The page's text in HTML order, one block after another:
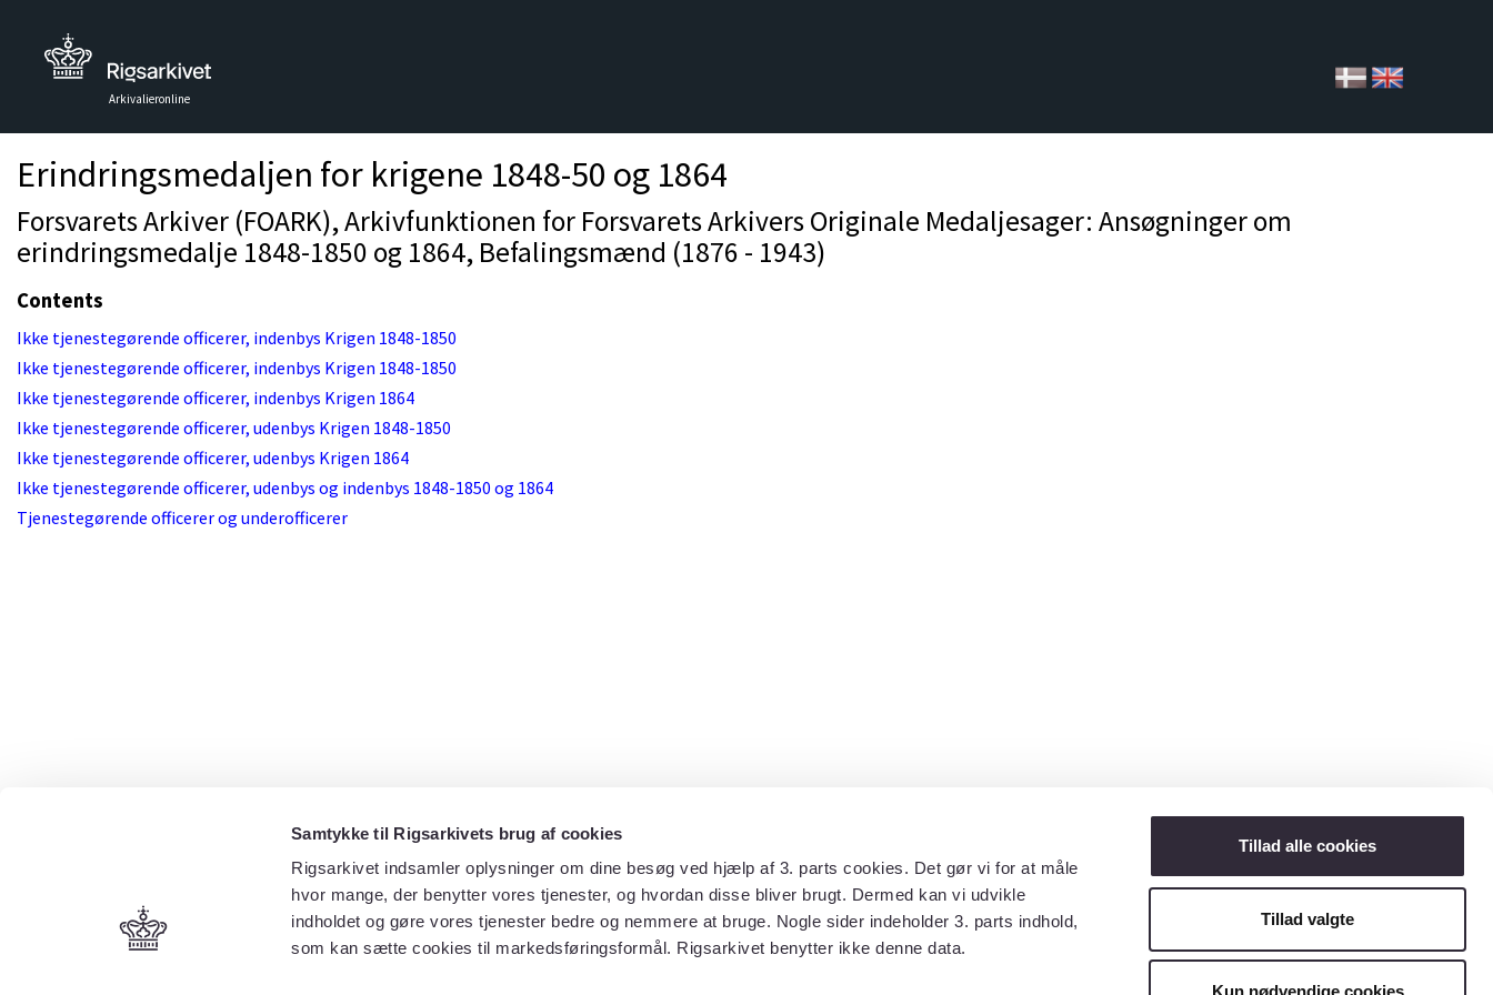
Samtykke til Rigsarkivets brug af cookies
Rigsarkivet indsamler oplysninger om dine besøg ved hjælp af 3. parts cookies. Det gør vi for at måle
hvor mange, der benytter vores tjenester, og hvordan disse bliver brugt. Dermed kan vi udvikle
indholdet og gøre vores tjenester bedre og nemmere at bruge. Nogle sider indeholder 3. parts indhold,
som kan sætte cookies til markedsføringsformål. Rigsarkivet benytter ikke denne data.
Tillad alle cookies
Tillad valgte
Kun nødvendige cookies
Arkivalieronline
Erindringsmedaljen for krigene 1848-50 og 1864
Forsvarets Arkiver (FOARK), Arkivfunktionen for Forsvarets Arkivers Originale Medaljesager: Ansøgninger om
erindringsmedalje 1848-1850 og 1864, Befalingsmænd (1876 - 1943)
Contents
Ikke tjenestegørende officerer, indenbys Krigen 1848-1850
Ikke tjenestegørende officerer, indenbys Krigen 1848-1850
Ikke tjenestegørende officerer, indenbys Krigen 1864
Ikke tjenestegørende officerer, udenbys Krigen 1848-1850
Ikke tjenestegørende officerer, udenbys Krigen 1864
Ikke tjenestegørende officerer, udenbys og indenbys 1848-1850 og 1864
Tjenestegørende officerer og underofficerer